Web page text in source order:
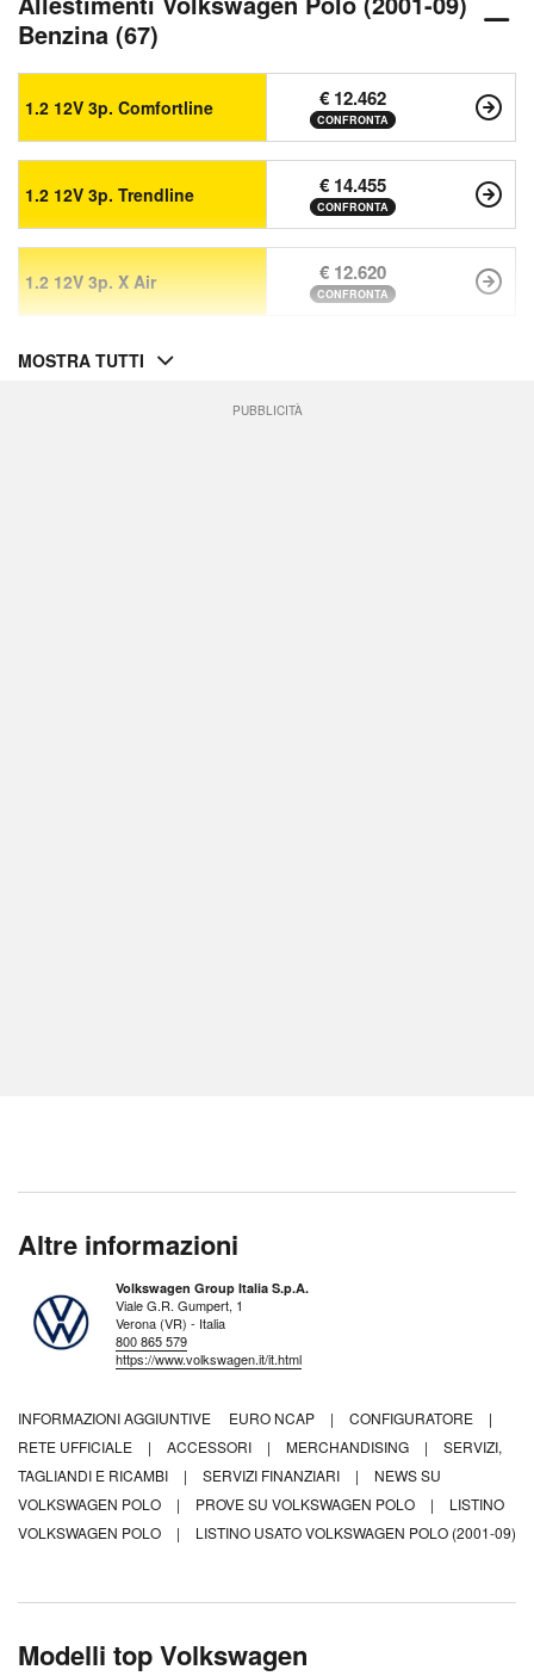
Benzina (67)
1.2 12V 3p. Comfortline € 12.462
CONFRONTA
1.2 12V 3p. Trendline € 14.455
CONFRONTA
1.2 12V 3p. X Air € 12.620
CONFRONTA
MOSTRA TUTTI
PUBBLICITÀ
Altre informazioni
Volkswagen Group Italia S.p.A.
Viale G.R. Gumpert, 1
Verona (VR) - Italia
800 865 579
https://www.volkswagen.it/it.html
INFORMAZIONI AGGIUNTIVE EURO NCAP | CONFIGURATORE
|
RETE UFFICIALE
| ACCESSORI | MERCHANDISING |
SERVIZI,
TAGLIANDI E RICAMBI
| SERVIZI FINANZIARI |
NEWS SU
VOLKSWAGEN POLO
| PROVE SU VOLKSWAGEN POLO |
LISTINO
VOLKSWAGEN POLO
| LISTINO USATO VOLKSWAGEN POLO (2001-09)
Modelli top Volkswagen